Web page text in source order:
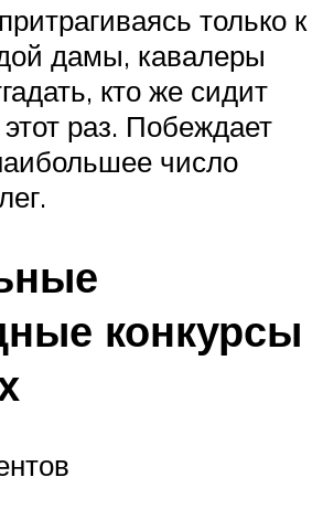
только к
дамы, кавалеры
кто же сидит
раз. Побеждает
число
конкурсы